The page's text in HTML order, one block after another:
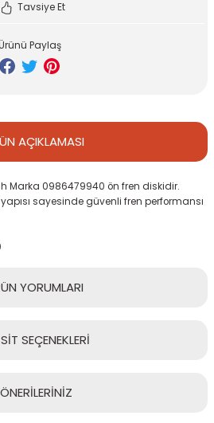
Tavsiye Et
Paylaş
AÇIKLAMASI
Marka 0986479940 ön fren diskidir.
sayesinde güvenli fren performansı
YORUMLARI
SEÇENEKLERİ
ÖNERİLERİNİZ